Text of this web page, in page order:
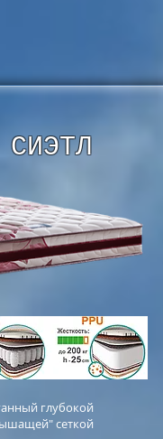
СИЭТЛ
глубокой
сеткой